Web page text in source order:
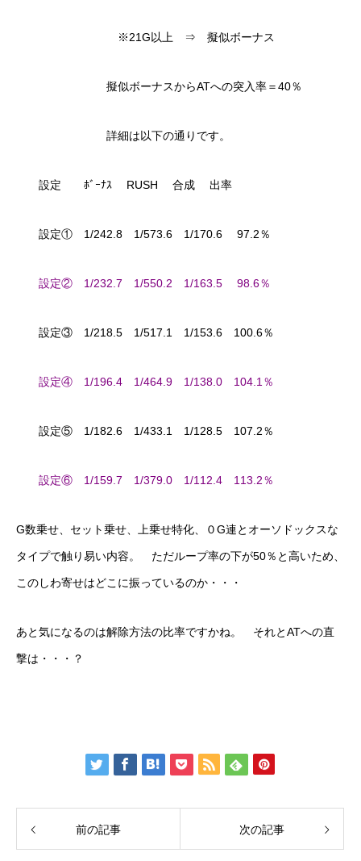
※21G以上 ⇒ 擬似ボーナス
擬似ボーナスからATへの突入率＝40％
詳細は以下の通りです。
設定 ﾎﾞｰﾅｽ RUSH 合成 出率
設定① 1/242.8 1/573.6 1/170.6 97.2％
設定② 1/232.7 1/550.2 1/163.5 98.6％
設定③ 1/218.5 1/517.1 1/153.6 100.6％
設定④ 1/196.4 1/464.9 1/138.0 104.1％
設定⑤ 1/182.6 1/433.1 1/128.5 107.2％
設定⑥ 1/159.7 1/379.0 1/112.4 113.2％
G数乗せ、セット乗せ、上乗せ特化、０G連とオーソドックスな
タイプで触り易い内容。 ただループ率の下が50％と高いため、
このしわ寄せはどこに振っているのか・・・
あと気になるのは解除方法の比率ですかね。 それとATへの直
撃は・・・？
前の記事 次の記事